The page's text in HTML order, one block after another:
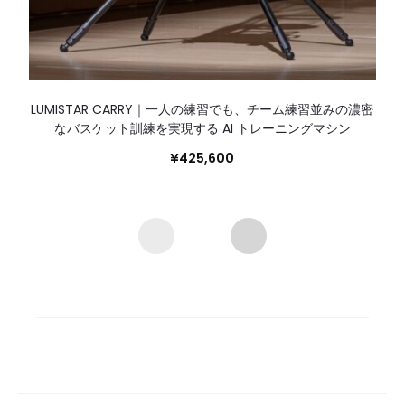
LUMISTAR CARRY｜一人の練習でも、チーム練習並みの濃密
なバスケット訓練を実現する AI トレーニングマシン
¥425,600